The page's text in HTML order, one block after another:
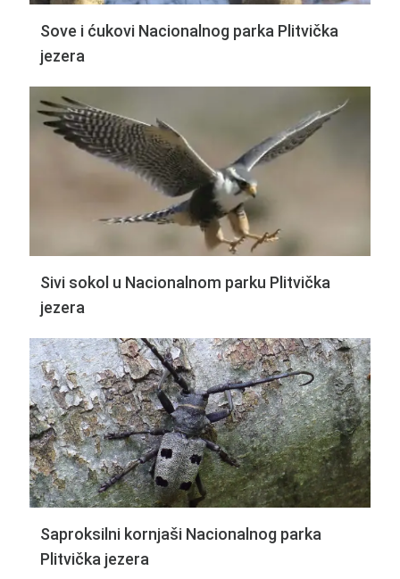
Sove i ćukovi Nacionalnog parka Plitvička
jezera
Sivi sokol u Nacionalnom parku Plitvička
jezera
Saproksilni kornjaši Nacionalnog parka
Plitvička jezera